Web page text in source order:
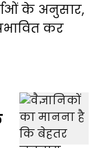
के अनुसार,
कर